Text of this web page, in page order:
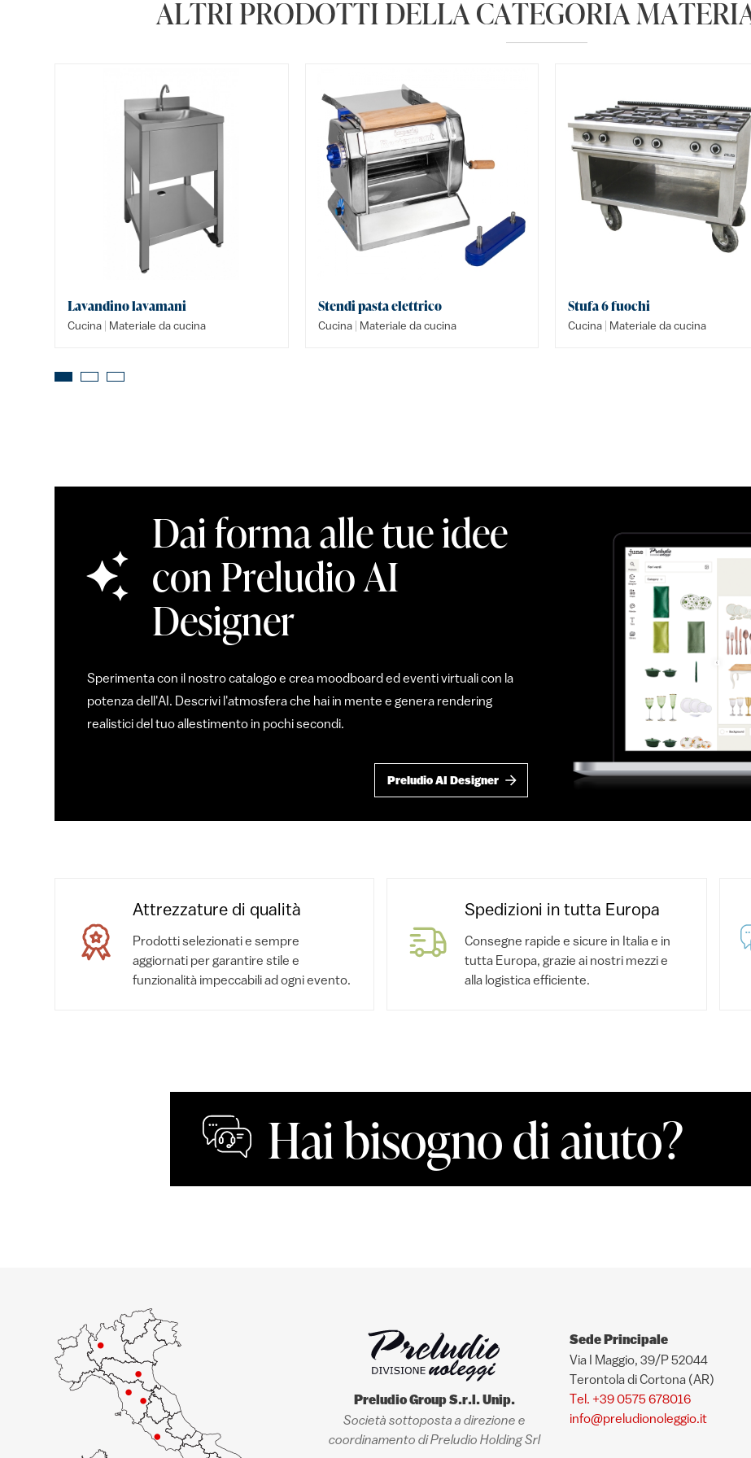
ALTRI PRODOTTI DELLA CATEGORIA
Lavandino lavamani
Cucina | Materiale da cucina
Stendi pasta elettrico
Cucina | Materiale da cucina
Stufa 6 fuochi
Cucina | Materiale da cucina
Dai forma alle tue idee
con Preludio AI
Designer
Sperimenta con il nostro catalogo e crea moodboard ed eventi virtuali con la
potenza dell'AI. Descrivi l'atmosfera che hai in mente e genera rendering
realistici del tuo allestimento in pochi secondi.
Preludio AI Designer
Attrezzature di qualità
Prodotti selezionati e sempre
aggiornati per garantire stile e
funzionalità impeccabili ad ogni evento.
Spedizioni in tutta Europa
Consegne rapide e sicure in Italia e in
tutta Europa, grazie ai nostri mezzi e
alla logistica efficiente.
Hai bisogno di aiuto?
Preludio Group S.r.l. Unip.
Società sottoposta a direzione e
coordinamento di Preludio Holding Srl
Sede Principale
Via I Maggio, 39/P 52044
Terontola di Cortona (AR)
Tel. +39 0575 678016
info@preludionoleggio.it